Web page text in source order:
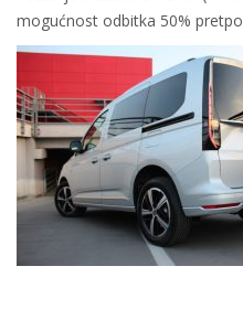
mogućnost odbitka 50%